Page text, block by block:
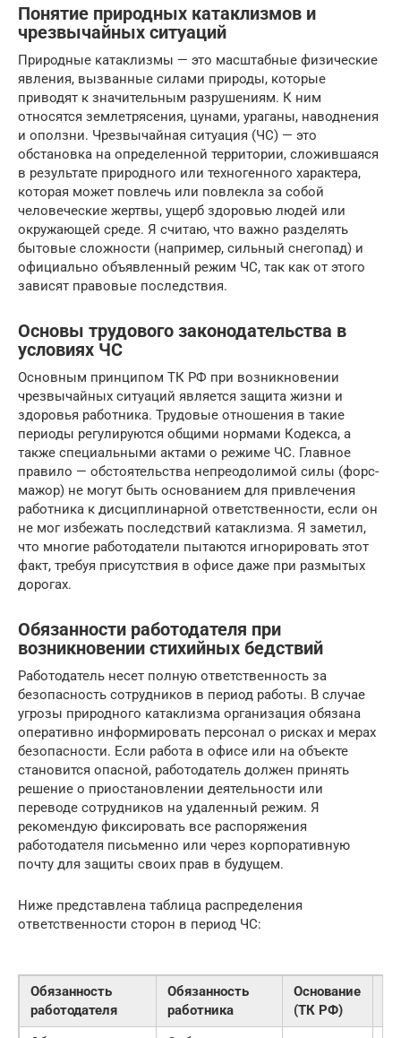
Понятие природных катаклизмов и
чрезвычайных ситуаций
Природные катаклизмы — это масштабные физические
явления, вызванные силами природы, которые
приводят к значительным разрушениям. К ним
относятся землетрясения, цунами, ураганы, наводнения
и оползни. Чрезвычайная ситуация (ЧС) — это
обстановка на определенной территории, сложившаяся
в результате природного или техногенного характера,
которая может повлечь или повлекла за собой
человеческие жертвы, ущерб здоровью людей или
окружающей среде. Я считаю, что важно разделять
бытовые сложности (например, сильный снегопад) и
официально объявленный режим ЧС, так как от этого
зависят правовые последствия.
Основы трудового законодательства в
условиях ЧС
Основным принципом ТК РФ при возникновении
чрезвычайных ситуаций является защита жизни и
здоровья работника. Трудовые отношения в такие
периоды регулируются общими нормами Кодекса, а
также специальными актами о режиме ЧС. Главное
правило — обстоятельства непреодолимой силы (форс-
мажор) не могут быть основанием для привлечения
работника к дисциплинарной ответственности, если он
не мог избежать последствий катаклизма. Я заметил,
что многие работодатели пытаются игнорировать этот
факт, требуя присутствия в офисе даже при размытых
дорогах.
Обязанности работодателя при
возникновении стихийных бедствий
Работодатель несет полную ответственность за
безопасность сотрудников в период работы. В случае
угрозы природного катаклизма организация обязана
оперативно информировать персонал о рисках и мерах
безопасности. Если работа в офисе или на объекте
становится опасной, работодатель должен принять
решение о приостановлении деятельности или
переводе сотрудников на удаленный режим. Я
рекомендую фиксировать все распоряжения
работодателя письменно или через корпоративную
почту для защиты своих прав в будущем.
Ниже представлена таблица распределения
ответственности сторон в период ЧС:
Обязанность
работодателя
Обязанность
работника
Основание
(ТК РФ)